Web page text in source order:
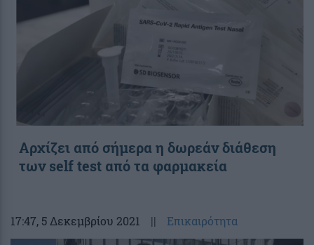
Αρχίζει από σήμερα η δωρεάν διάθεση
των self test από τα φαρμακεία
17:47, 5 Δεκεμβρίου 2021 || Επικαιρότητα